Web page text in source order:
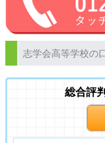
志学会高等学校の
総合評